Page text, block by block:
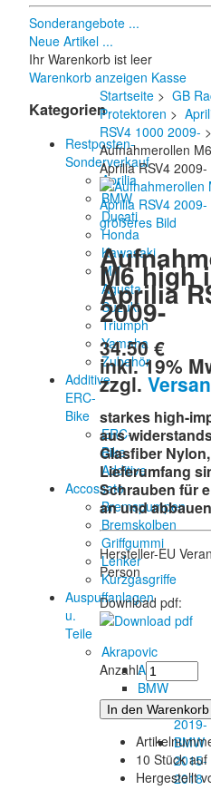
Sonderangebote ...
Neue Artikel ...
Ihr Warenkorb ist leer
Warenkorb anzeigen Kasse
Kategorien
Restposten-
Sonderverkauf
Aprilia
BMW
Ducati
Honda
Kawasaki
MV
Agusta
Suzuki
Triumph
Yamaha
Zubehör
Additive-
ERC-
Bike
ERC-
Bike
Additive
Accossato
Bremspumpen
Bremskolben
Griffgummi
Lenker
Kurzgasgriffe
Auspuffanlagen
u.
Teile
Akrapovic
Aprilia
BMW
BMW
2019-
BMW
2015-
2018
Startseite> GB
Protektoren >
RSV4 1000 2009- >
Aufnahmerollen
Aprilia RSV4 2009-
größeres Bild
M6 high
Aprilia
2009-
34.50 €
inkl. 19%
zzgl.
starkes high-
aus
Glasfiber
Lieferumfang
Schrauben für
an und
Hersteller-EU
Person
Download pdf:
Anzahl:
10 Stück
Hergestellt